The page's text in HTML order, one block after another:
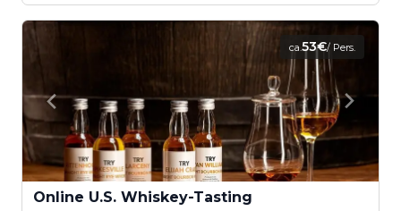
ca.53€/ Pers.
Online U.S. Whiskey-Tasting